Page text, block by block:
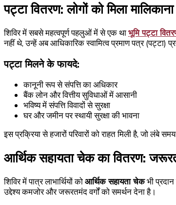
पट्टा वितरण: लोगों को मिला
शिविर में सबसे महत्वपूर्ण पहलुओं में से एक थाभूमि पट्टा
नहीं थे, उन्हें अब आधिकारिक स्वामित्व प्रमाण पत्र (पट्टा)
पट्टा मिलने के फायदे:
कानूनी रूप से संपत्ति का अधिकार
बैंक लोन और वित्तीय सुविधाओं में आसानी
भविष्य में संपत्ति विवादों से सुरक्षा
घर और जमीन पर स्थायी सुरक्षा की भावना
इस प्रक्रिया से हजारों परिवारों को राहत मिली है, जो लंबे
आर्थिक सहायता चेक का वितरण:
शिविर में पात्र लाभार्थियों कोआर्थिक सहायता चेकभी
उद्देश्य कमजोर और जरूरतमंद वर्गों को समर्थन देना है।